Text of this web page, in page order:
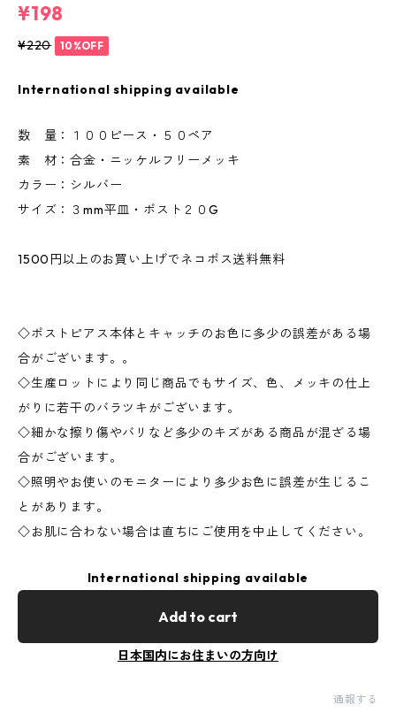
¥198
¥220 10%OFF
International shipping available
数 量：１００ピース・５０ペア
素 材：合金・ニッケルフリーメッキ
カラー：シルバー
サイズ：３mm平皿・ポスト２０G
1500円以上のお買い上げでネコポス送料無料
◇ポストピアス本体とキャッチのお色に多少の誤差がある場
合がございます。。
◇生産ロットにより同じ商品でもサイズ、色、メッキの仕上
がりに若干のバラツキがございます。
◇細かな擦り傷やバリなど多少のキズがある商品が混ざる場
合がございます。
◇照明やお使いのモニターにより多少お色に誤差が生じるこ
とがあります。
◇お肌に合わない場合は直ちにご使用を中止してください。
International shipping available
Add to cart
日本国内にお住まいの方向け
通報する